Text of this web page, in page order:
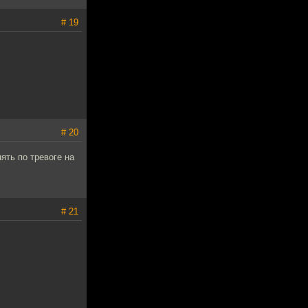
# 19
# 20
по тревоге на
# 21